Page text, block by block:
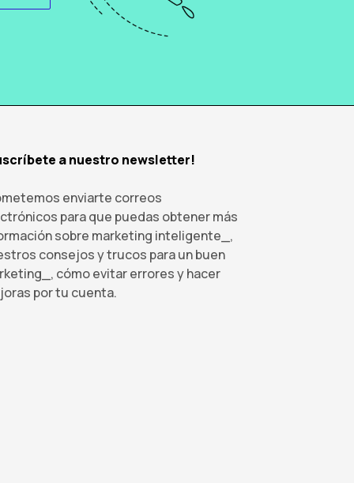
a nuestro newsletter!
enviarte correos
para que puedas obtener más
sobre marketing inteligente_,
consejos y trucos para un buen
cómo evitar errores y hacer
por tu cuenta.